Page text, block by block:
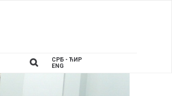
СРБ - ЋИР
ENG